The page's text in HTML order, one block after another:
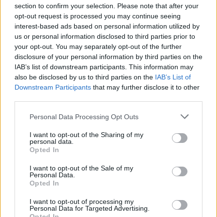
section to confirm your selection. Please note that after your
opt-out request is processed you may continue seeing
interest-based ads based on personal information utilized by
us or personal information disclosed to third parties prior to
your opt-out. You may separately opt-out of the further
disclosure of your personal information by third parties on the
IAB’s list of downstream participants. This information may
also be disclosed by us to third parties on the IAB’s List of
Downstream Participants that may further disclose it to other
Personal Data Processing Opt Outs
I want to opt-out of the Sharing of my
personal data.
Opted In
I want to opt-out of the Sale of my
Personal Data.
Opted In
I want to opt-out of processing my
Personal Data for Targeted Advertising.
Αυτό ήταν ένα κίνητρο για να δοκιμαστώ στην
Ελλάδα. Τα κατάφερα και υπέγραψα τριετές
συμβόλαιο.
Ένα διαμέρισμα κανονίστηκε για μένα, αλλά
έπρεπε να ζήσω με ένα άλλο ξένο συμπαίκτη.
Δεν έμεινε πολύ όμως, άρα έμεινα μόνος μου. Το
διαμέρισμα δεν ήταν υπέροχο, αλλά
κατοικήσιμο. Ήμουν μόνος, δεν ήξερα κανέναν
και δεν είχα φίλους. Όλοι οι συμπαίκτες μου
είχαν οικογένειες, για να το πω.
Η πόλη ονομαζόταν Δράμα και ήταν
πραγματικά ένα δράμα, δεν υπήρχε τίποτα να
κάνεις. Ήταν πολύ, πολύ σκληρό και μοναχικό.
Περνούσα όλη την ημέρα παίζοντας στο
PlayStation. Μετά από λίγο που βαρέθηκα και